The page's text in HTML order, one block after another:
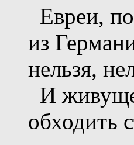
Евреи,
из
нельзя,
И
обходить